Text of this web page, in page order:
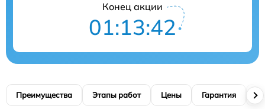
Конец акции
01:13:41
Преимущества Этапы работ Цены Гарантия